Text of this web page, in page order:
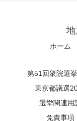
ホーム
第51回衆院選
東京都議選
選挙関連用
免責事項